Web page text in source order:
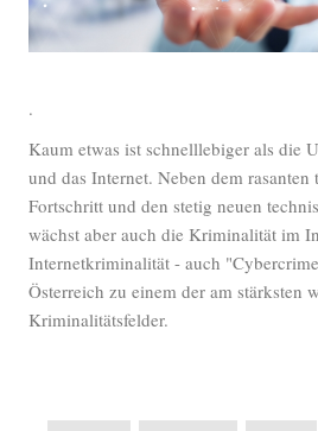
.
Kaum etwas ist schnelllebiger als die
und das Internet. Neben dem rasanten
Fortschritt und den stetig neuen
wächst aber auch die Kriminalität im
Internetkriminalität - auch
Österreich zu einem der am stärksten
Kriminalitätsfelder.